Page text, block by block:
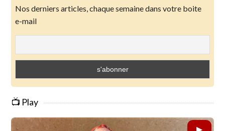
Nos derniers articles, chaque semaine dans votre boite
e-mail
📺 Play